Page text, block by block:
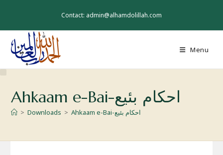
Contact: admin@alhamdolillah.com
Menu
Ahkaam e-Bai-احکام بئیع
> Downloads > Ahkaam e-Bai-احکام بئیع